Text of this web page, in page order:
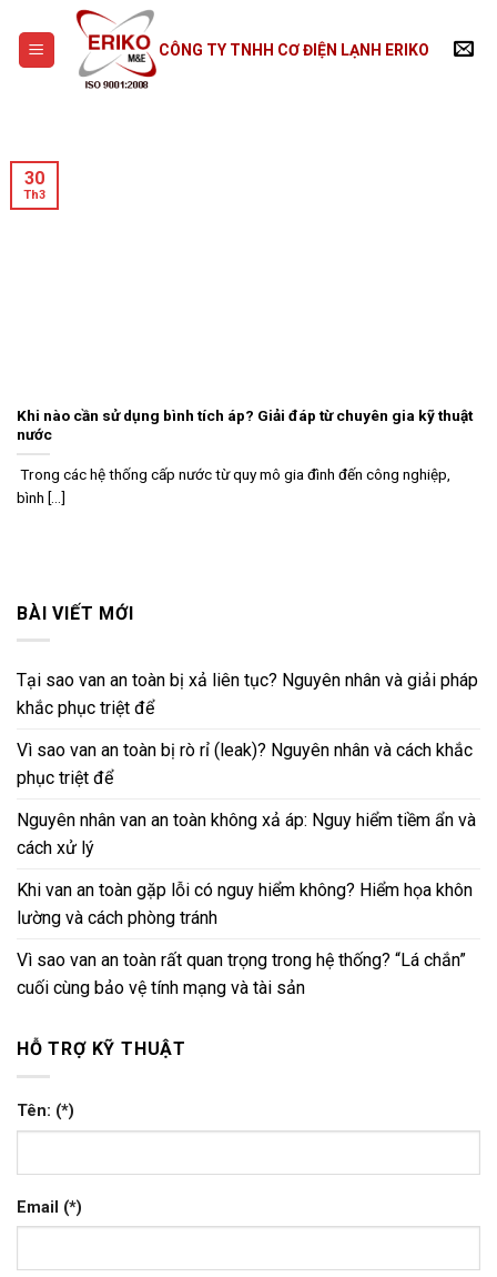
content
CÔNG TY TNHH CƠ ĐIỆN LẠNH ERIKO
Khi nào cần sử dụng bình tích áp? Giải đáp từ chuyên gia kỹ thuật
nước
Trong các hệ thống cấp nước từ quy mô gia đình đến công nghiệp,
bình [...]
30
Th3
BÀI VIẾT MỚI
Tại sao van an toàn bị xả liên tục? Nguyên nhân và giải pháp
khắc phục triệt để
Vì sao van an toàn bị rò rỉ (leak)? Nguyên nhân và cách khắc
phục triệt để
Nguyên nhân van an toàn không xả áp: Nguy hiểm tiềm ẩn và
cách xử lý
Khi van an toàn gặp lỗi có nguy hiểm không? Hiểm họa khôn
lường và cách phòng tránh
Vì sao van an toàn rất quan trọng trong hệ thống? “Lá chắn”
cuối cùng bảo vệ tính mạng và tài sản
HỖ TRỢ KỸ THUẬT
Tên: (*)
Email (*)